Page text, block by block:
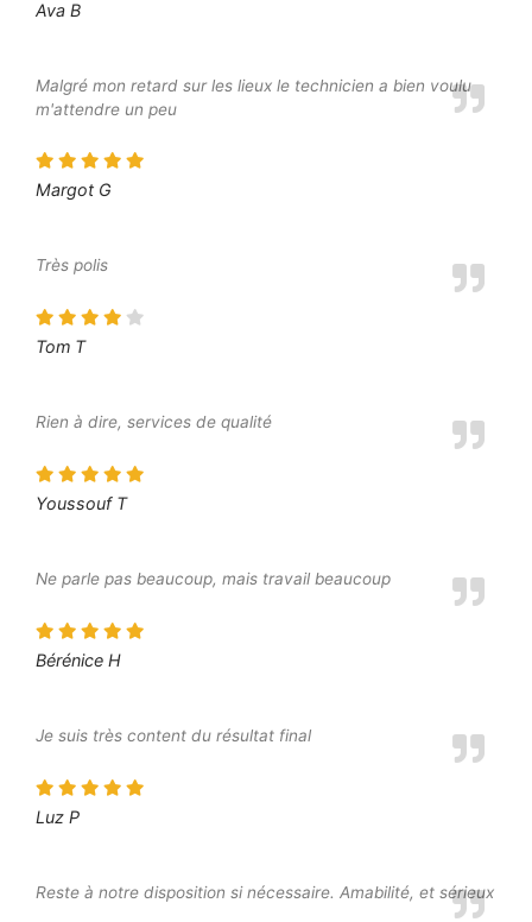
Ava B
Malgré mon retard sur les lieux le technicien a bien voulu
m'attendre un peu
Margot G
Très polis
Tom T
Rien à dire, services de qualité
Youssouf T
Ne parle pas beaucoup, mais travail beaucoup
Bérénice H
Je suis très content du résultat final
Luz P
Reste à notre disposition si nécessaire. Amabilité, et sérieux